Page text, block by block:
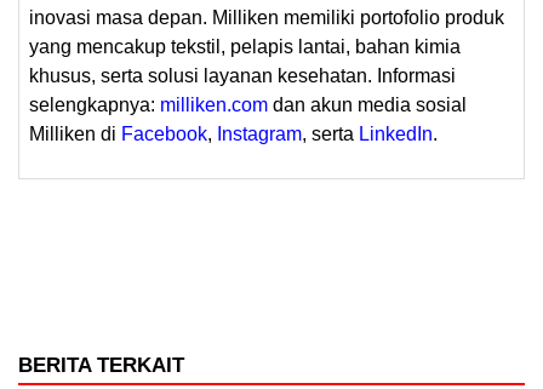
inovasi masa depan. Milliken memiliki portofolio produk
yang mencakup tekstil, pelapis lantai, bahan kimia
khusus, serta solusi layanan kesehatan. Informasi
selengkapnya: milliken.com dan akun media sosial
Milliken di Facebook, Instagram, serta LinkedIn.
BERITA TERKAIT